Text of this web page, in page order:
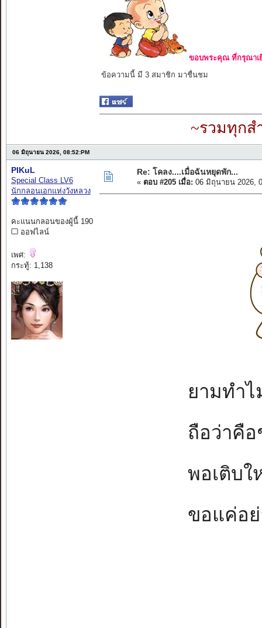
ขอบพระคุณ ที่กรุณาเ
ข้อความนี้ มี 3 สมาชิก มาชื่นชม
~รวมทุกส
06 มิถุนายน 2026, 08:52:PM
PIKuL
Special Class LV6
นักกลอนเอกแห่งวังหลวง
คะแนนกลอนของผู้นี้ 190
ออฟไลน์
เพศ:
กระทู้: 1,138
Re: โคลง....เมื่อฉันหยุดพัก...
« ตอบ #205 เมื่อ: 06 มิถุนายน 2026,
ยามทำ
ถือว่าคือ
พอเติบ
ขอแค่อย่